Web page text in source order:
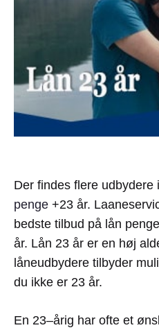
Der findes flere udbydere
penge +23 år.
bedste tilbud på lån
år. Lån 23 år er en høj
låneudbydere tilbyder
du ikke er 23 år.
En 23–årig har ofte et øns